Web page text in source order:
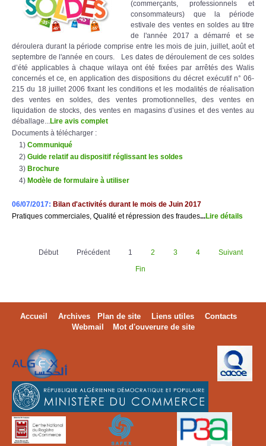
(commerçants, professionnels et
consommateurs) que la période
estivale des ventes en soldes au titre
de l'année 2017 a démarré et se
déroulera durant la période comprise entre les mois de juin, juillet, août et
septembre de l'année en cours. Les dates de déroulement de ces soldes
d’été applicables à chaque wilaya ont été fixées par arrêtés des Walis
concernés et ce, en application des dispositions du décret exécutif n° 06-
215 du 18 juillet 2006 fixant les conditions et les modalités de réalisation
des ventes en soldes, des ventes promotionnelles, des ventes en
liquidation de stocks, des ventes en magasins d’usines et des ventes au
déballage... Lire avis complet
Documents à télécharger :
1) Communiqué
2) Guide relatif au dispositif réglissant les soldes
3) Brochure
4) Modèle de formulaire à utiliser
06/07/2017: Bilan d'activités durant le mois de Juin 2017
Pratiques commerciales, Qualité et répression des fraudes...Lire détails
Début Précédent 1 2 3 4
Suivant
Fin
Accueil Archives Plan de site Liens utiles
Contacts
Webmail
Mot d'ouverure de site